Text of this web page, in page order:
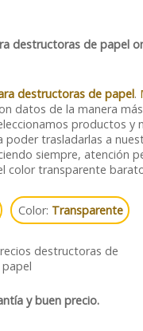
destructoras de papel
destructoras de papel.
datos de la manera
productos y
poder trasladarlas a
siempre, atención
color transparente
Color: Transparente
y buen precio.